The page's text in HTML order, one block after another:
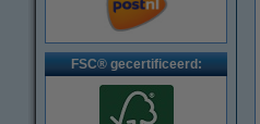
FSC® gecertificeerd: